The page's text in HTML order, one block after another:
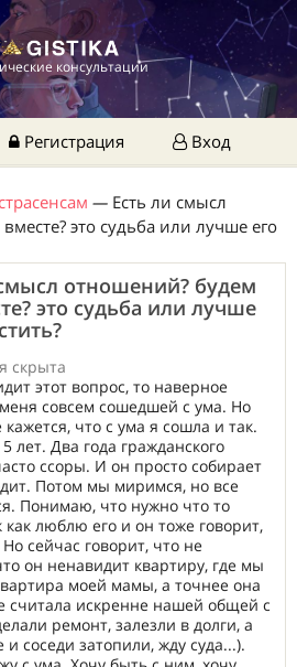
консультации
Регистрация Вход
— Есть ли смысл
это судьба или лучше его
отношений? будем
это судьба или лучше
скрыта
этот вопрос, то наверное
совсем сошедшей с ума. Но
что с ума я сошла и так.
лет. Два года гражданского
ссоры. И он просто собирает
Потом мы миримся, но все
Понимаю, что нужно что то
как люблю его и он тоже говорит,
сейчас говорит, что не
он ненавидит квартиру, где мы
моей мамы, а точнее она
считала искренне нашей общей с
ремонт, залезли в долги, а
соседи затопили, жду суда...).